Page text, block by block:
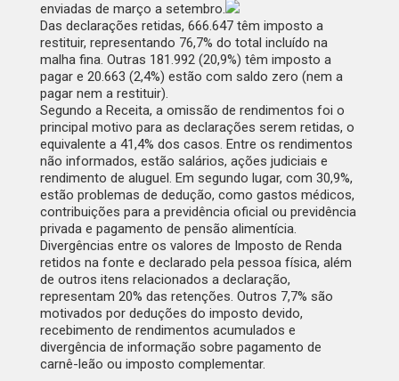
enviadas de março a setembro.
Das declarações retidas, 666.647 têm imposto a
restituir, representando 76,7% do total incluído na
malha fina. Outras 181.992 (20,9%) têm imposto a
pagar e 20.663 (2,4%) estão com saldo zero (nem a
pagar nem a restituir).
Segundo a Receita, a omissão de rendimentos foi o
principal motivo para as declarações serem retidas, o
equivalente a 41,4% dos casos. Entre os rendimentos
não informados, estão salários, ações judiciais e
rendimento de aluguel. Em segundo lugar, com 30,9%,
estão problemas de dedução, como gastos médicos,
contribuições para a previdência oficial ou previdência
privada e pagamento de pensão alimentícia.
Divergências entre os valores de Imposto de Renda
retidos na fonte e declarado pela pessoa física, além
de outros itens relacionados a declaração,
representam 20% das retenções. Outros 7,7% são
motivados por deduções do imposto devido,
recebimento de rendimentos acumulados e
divergência de informação sobre pagamento de
carnê-leão ou imposto complementar.